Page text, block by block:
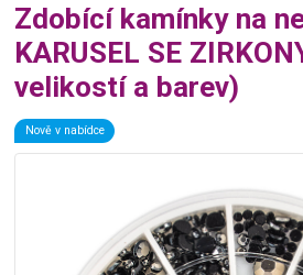
Zdobící kamínky na
KARUSEL SE
velikostí a barev)
Nově v nabídce